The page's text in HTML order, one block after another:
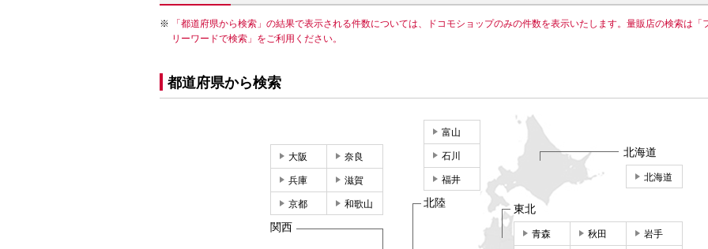
「都道府県から検索」の結果で表示される件数については、ドコモショップのみの件数を表示いたします。量販店の検索は「
リーワードで検索」をご利用ください。
都道府県から検索
北海道
北海道
東北
青森 秋田 岩手
富山
石川
福井
北陸
大阪 奈良
兵庫 滋賀
京都 和歌山
関西